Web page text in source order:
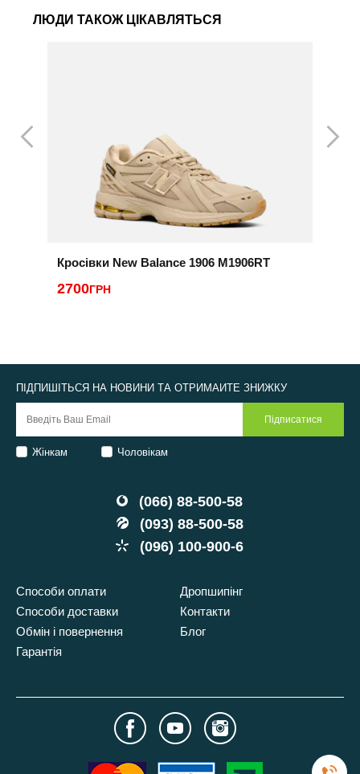
ЛЮДИ ТАКОЖ ЦІКАВЛЯТЬСЯ
Кросівки New Balance 1906 M1906RT
2700ГРН
(066) 88-500-58
(093) 88-500-58
(096) 100-900-6
Способи оплати
Способи доставки
Обмін і повернення
Гарантія
Дропшипінг
Контакти
Блог
ПІДПИШІТЬСЯ НА НОВИНИ ТА ОТРИМАЙТЕ ЗНИЖКУ
Жінкам Чоловікам